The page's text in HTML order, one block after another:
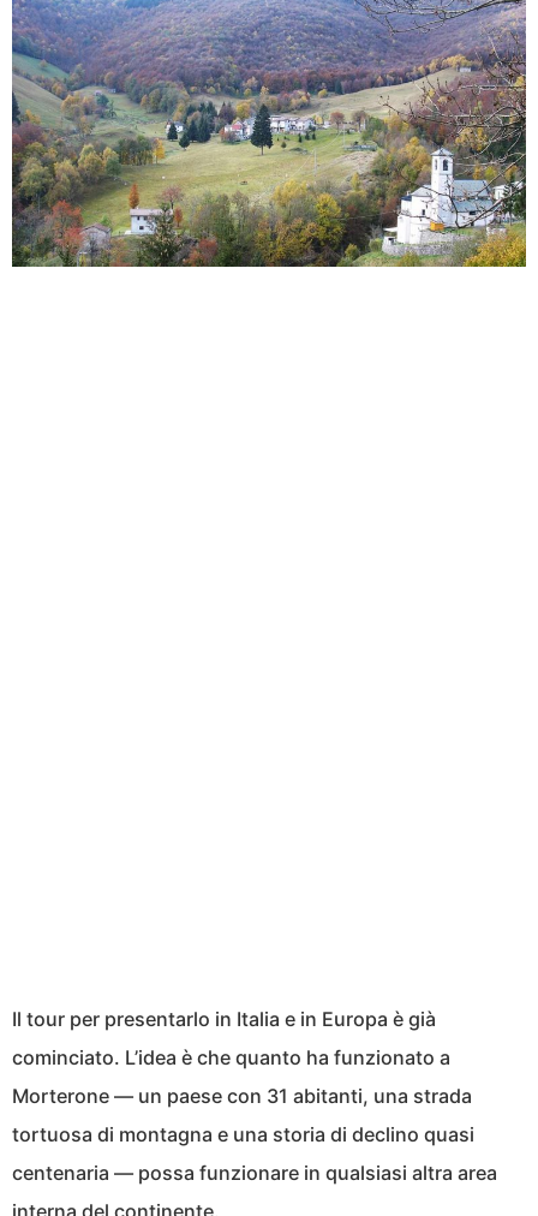
Il tour per presentarlo in Italia e in Europa è già
cominciato. L’idea è che quanto ha funzionato a
Morterone — un paese con 31 abitanti, una strada
tortuosa di montagna e una storia di declino quasi
centenaria — possa funzionare in qualsiasi altra area